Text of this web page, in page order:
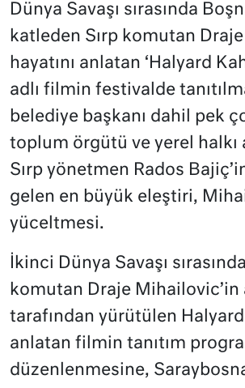
Dünya Savaşı sırasında
katleden Sırp komutan
hayatını anlatan ‘Halyard
adlı filmin festivalde
belediye başkanı dahil pek
toplum örgütü ve yerel halkı
Sırp yönetmen Rados
gelen en büyük eleştiri,
yüceltmesi.
İkinci Dünya Savaşı
komutan Draje Mihailovic’in
tarafından yürütülen Halyard
anlatan filmin tanıtım
düzenlenmesine,